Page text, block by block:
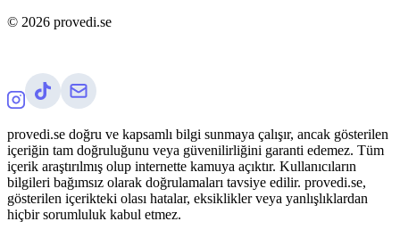
© 2026 provedi.se
provedi.se doğru ve kapsamlı bilgi sunmaya çalışır, ancak gösterilen
içeriğin tam doğruluğunu veya güvenilirliğini garanti edemez. Tüm
içerik araştırılmış olup internette kamuya açıktır. Kullanıcıların
bilgileri bağımsız olarak doğrulamaları tavsiye edilir. provedi.se,
gösterilen içerikteki olası hatalar, eksiklikler veya yanlışlıklardan
hiçbir sorumluluk kabul etmez.